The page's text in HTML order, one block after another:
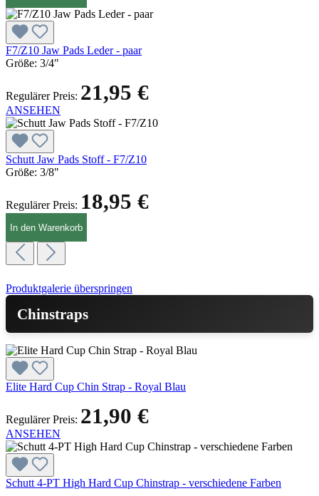
F7/Z10 Jaw Pads Leder - paar
Größe: 3/4"
Regulärer Preis: 21,95 €
ANSEHEN
Schutt Jaw Pads Stoff - F7/Z10
Größe: 3/8"
Regulärer Preis: 18,95 €
In den Warenkorb
Produktgalerie überspringen
Chinstraps
Elite Hard Cup Chin Strap - Royal Blau
Regulärer Preis: 21,90 €
ANSEHEN
Schutt 4-PT High Hard Cup Chinstrap - verschiedene Farben